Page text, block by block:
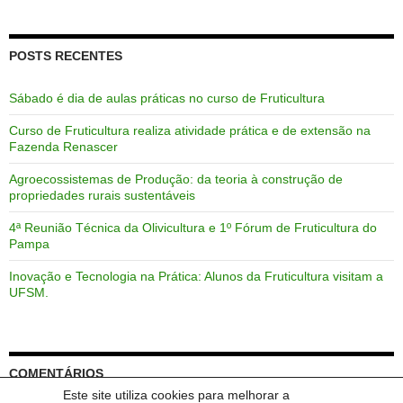
Este site utiliza cookies para melhorar a
POSTS RECENTES
Sábado é dia de aulas práticas no curso de Fruticultura
Curso de Fruticultura realiza atividade prática e de extensão na
Fazenda Renascer
Agroecossistemas de Produção: da teoria à construção de
propriedades rurais sustentáveis
4ª Reunião Técnica da Olivicultura e 1º Fórum de Fruticultura do
Pampa
Inovação e Tecnologia na Prática: Alunos da Fruticultura visitam a
UFSM.
COMENTÁRIOS